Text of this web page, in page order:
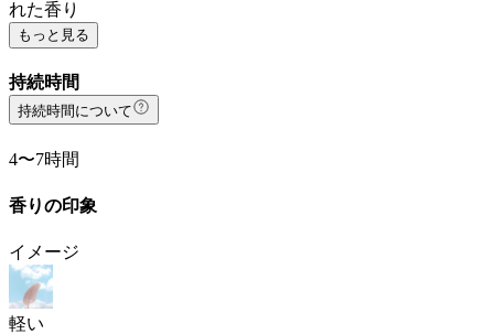
れた香り
もっと見る
持続時間
持続時間について
4〜7時間
香りの印象
イメージ
軽い